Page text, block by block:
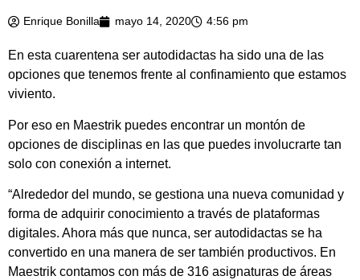
Enrique Bonilla mayo 14, 2020 4:56 pm
En esta cuarentena ser autodidactas ha sido una de las
opciones que tenemos frente al confinamiento que estamos
viviento.
Por eso en Maestrik puedes encontrar un montón de
opciones de disciplinas en las que puedes involucrarte tan
solo con conexión a internet.
“Alrededor del mundo, se gestiona una nueva comunidad y
forma de adquirir conocimiento a través de plataformas
digitales. Ahora más que nunca, ser autodidactas se ha
convertido en una manera de ser también productivos. En
Maestrik contamos con más de 316 asignaturas de áreas